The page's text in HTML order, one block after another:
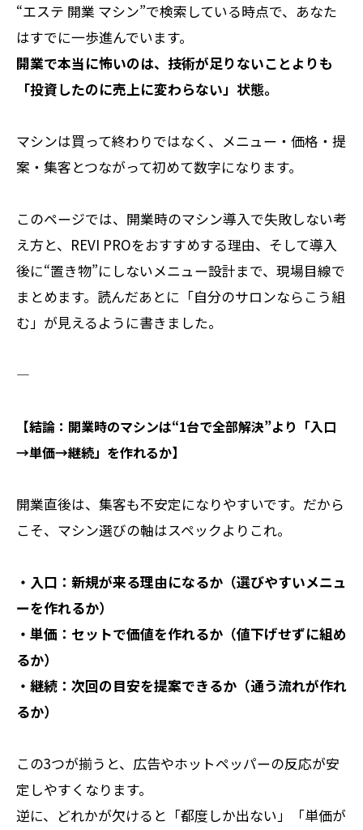
“エステ 開業 マシン”で検索している時点で、あなた
はすでに一歩進んでいます。
開業で本当に怖いのは、技術が足りないことよりも
「投資したのに売上に変わらない」状態。
マシンは買って終わりではなく、メニュー・価格・提
案・集客とつながって初めて数字になります。
このページでは、開業時のマシン導入で失敗しない考
え方と、REVI PROをおすすめする理由、そして導入
後に“置き物”にしないメニュー設計まで、現場目線で
まとめます。読んだあとに「自分のサロンならこう組
む」が見えるように書きました。
――――――――――
【結論：開業時のマシンは“1台で全部解決”より「入口
→単価→継続」を作れるか】
開業直後は、集客も不安定になりやすいです。だから
こそ、マシン選びの軸はスペックよりこれ。
・入口：新規が来る理由になるか（選びやすいメニュ
ーを作れるか）
・単価：セットで価値を作れるか（値下げせずに組め
るか）
・継続：次回の目安を提案できるか（通う流れが作れ
るか）
この3つが揃うと、広告やホットペッパーの反応が安
定しやすくなります。
逆に、どれかが欠けると「都度しか出ない」「単価が